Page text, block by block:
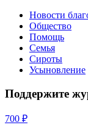
Новости
Общество
Помощь
Семья
Сироты
Усыновление
Поддержите
700 ₽